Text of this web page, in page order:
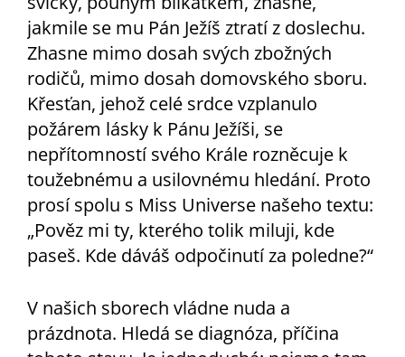
jakmile se mu Pán Ježíš ztratí z doslechu.
Zhasne mimo dosah svých zbožných
rodičů, mimo dosah domovského sboru.
Křesťan, jehož celé srdce vzplanulo
požárem lásky k Pánu Ježíši, se
nepřítomností svého Krále rozněcuje k
toužebnému a usilovnému hledání. Proto
prosí spolu s Miss Universe našeho textu:
„Pověz mi ty, kterého tolik miluji, kde
paseš. Kde dáváš odpočinutí za poledne?“
V našich sborech vládne nuda a
prázdnota. Hledá se diagnóza, příčina